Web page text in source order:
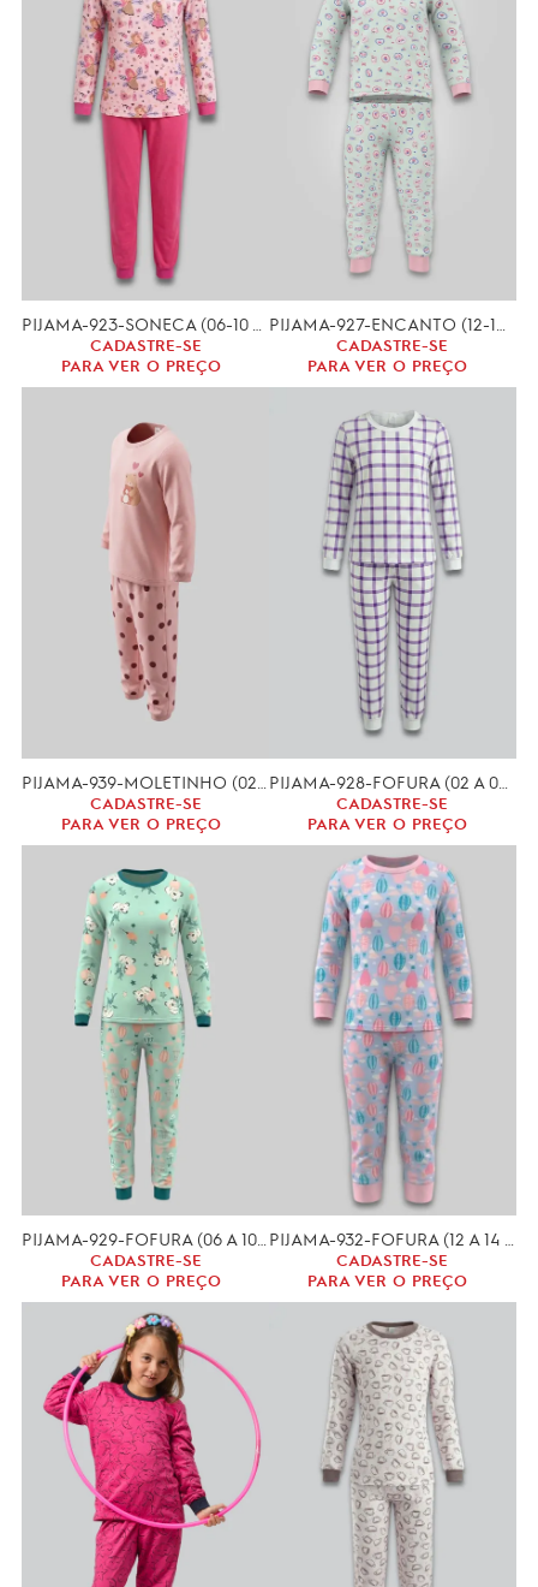
CADASTRE-SE
PARA VER O PREÇO
CADASTRE-SE
PARA VER O PREÇO
CADASTRE-SE
PARA VER O PREÇO
CADASTRE-SE
PARA VER O PREÇO
CADASTRE-SE
PARA VER O PREÇO
CADASTRE-SE
PARA VER O PREÇO